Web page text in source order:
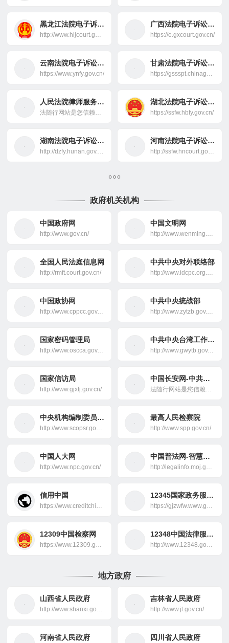
黑龙江法院电子诉讼服务平台
http://www.hljcourt.gov.cn/ssfw/
广西法院电子诉讼服务平台
https://e.gxcourt.gov.cn/
云南法院电子诉讼服务平台
https://www.ynfy.gov.cn/
甘肃法院电子诉讼服务平台
https://gssspt.chinagscourt.gov.cn/
人民法院律师服务平台
法随行网站是您信赖的法律伙伴，专注于提供专业的律师服务和全面的法律咨询。遇到商业合同、知识产权保护或个人法律纠纷时，我们的资深律师团队将为您导航，确保法律之路不再艰难。无论案件大小，我们都致力于为您提供精准而权威的解决方案，并保障您的权利。法随行，法律问题的专业解答者，与您同行每一步。
湖北法院电子诉讼服务平台
https://ssfw.hbfy.gov.cn/
湖南法院电子诉讼服务平台
http://dzfy.hunan.gov.cn:8000/hunanwsfy/
河南法院电子诉讼服务平台
http://ssfw.hncourt.gov.cn/
政府机关机构
中国政府网
http://www.gov.cn/
中国文明网
http://www.wenming.cn/
全国人民法庭信息网
http://rmft.court.gov.cn/
中共中央对外联络部
http://www.idcpc.org.cn/
中国政协网
http://www.cppcc.gov.cn/
中共中央统战部
http://www.zytzb.gov.cn/
国家密码管理局
http://www.oscca.gov.cn/
中共中央台湾工作办公室
http://www.gwytb.gov.cn/
国家信访局
http://www.gjxfj.gov.cn/
中国长安网-中共中央政法委员会
法随行网站是您信赖的法律伙伴，专注于提供专业的律师服务和全面的法律咨询。遇到商业合同、知识产权保护或个人法律纠纷时，我们的资深律师团队将为您导航，确保法律之路不再艰难。无论案件大小，我们都致力于为您提供精准而权威的解决方案，并保障您的权利。法随行，法律问题的专业解答者，与您同行每一步。
中央机构编制委员会办公室-中国机构编制网
http://www.scopsr.gov.cn/
最高人民检察院
http://www.spp.gov.cn/
中国人大网
http://www.npc.gov.cn/
中国普法网-智慧普法
http://legalinfo.moj.gov.cn/
信用中国
https://www.creditchina.gov.cn/
12345国家政务服务平台
https://gjzwfw.www.gov.cn/
12309中国检察网
https://www.12309.gov.cn/
12348中国法律服务网
http://www.12348.gov.cn
地方政府
山西省人民政府
http://www.shanxi.gov.cn/
吉林省人民政府
http://www.jl.gov.cn/
河南省人民政府 四川省人民政府